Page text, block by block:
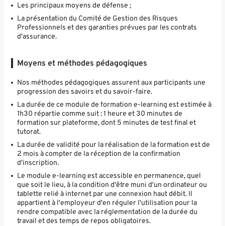
Les principaux moyens de défense ;
La présentation du Comité de Gestion des Risques
Professionnels et des garanties prévues par les contrats
d'assurance.
Moyens et méthodes pédagogiques
Nos méthodes pédagogiques assurent aux participants une
progression des savoirs et du savoir-faire.
La durée de ce module de formation e-learning est estimée à
1h30 répartie comme suit : 1 heure et 30 minutes de
formation sur plateforme, dont 5 minutes de test final et
tutorat.
La durée de validité pour la réalisation de la formation est de
2 mois à compter de la réception de la confirmation
d'inscription.
Le module e-learning est accessible en permanence, quel
que soit le lieu, à la condition d'être muni d'un ordinateur ou
tablette relié à internet par une connexion haut débit. Il
appartient à l'employeur d'en réguler l'utilisation pour la
rendre compatible avec la réglementation de la durée du
travail et des temps de repos obligatoires.